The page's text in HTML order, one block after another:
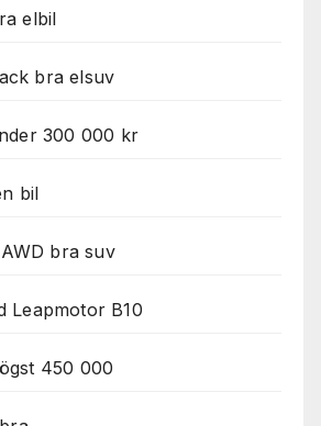
elbil
bra elsuv
300 000 kr
bil
bra suv
Leapmotor B10
450 000